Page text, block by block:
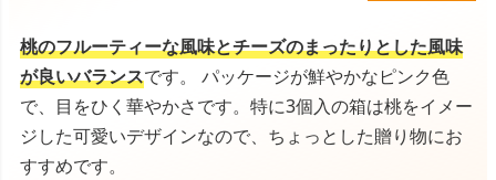
桃のフルーティーな風味とチーズのまったりとした風味
が良いバランスです。 パッケージが鮮やかなピンク色
で、目をひく華やかさです。特に3個入の箱は桃をイメー
ジした可愛いデザインなので、ちょっとした贈り物にお
すすめです。